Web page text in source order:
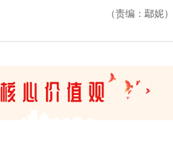
（责编：鄢妮）